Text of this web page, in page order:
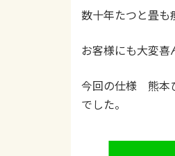
数十年たつと畳も
お客様にも大変喜
今回の仕様 熊本
でした。